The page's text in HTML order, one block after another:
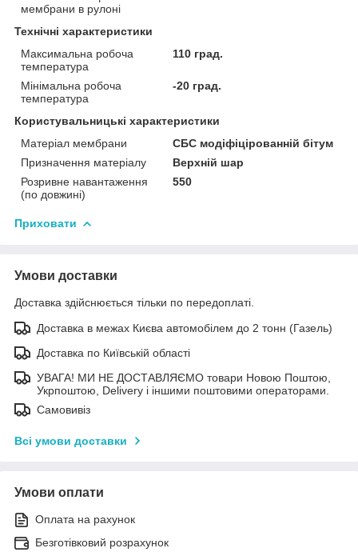
мембрани в рулоні
Технічні характеристики
Максимальна робоча
температура
110 град.
Мінімальна робоча
температура
-20 град.
Користувальницькі характеристики
Матеріал мембрани
СБС модіфіцірованній бітум
Призначення матеріалу
Верхній шар
Розривне навантаження
(по довжині)
550
Приховати
Умови доставки
Доставка здійснюється тільки по передоплаті.
Доставка в межах Києва автомобілем до 2 тонн (Газель)
Доставка по Київській області
УВАГА! МИ НЕ ДОСТАВЛЯЄМО товари Новою Поштою,
Укрпоштою, Delivery і іншими поштовими операторами.
Самовивіз
Всі умови доставки
Умови оплати
Оплата на рахунок
Безготівковий розрахунок